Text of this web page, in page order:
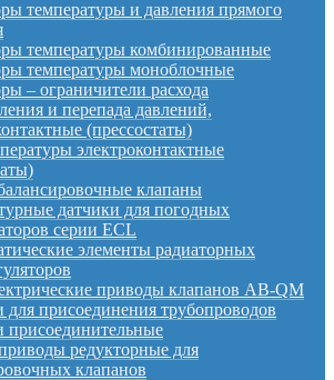
температуры и давления прямого
температуры комбинированные
температуры моноблочные
– ограничители расхода
и перепада давлений,
(прессостаты)
электроконтактные
клапаны
датчики для погодных
серии ECL
элементы радиаторных
приводы клапанов AB-QM
присоединения трубопроводов
присоединительные
редукторные для
клапанов